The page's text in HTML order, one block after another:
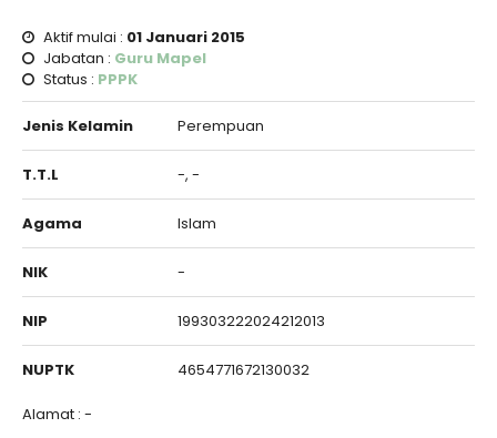
Aktif mulai : 01 Januari 2015
Jabatan : Guru Mapel
Status : PPPK
Jenis Kelamin Perempuan
T.T.L -, -
Agama Islam
NIK -
NIP 199303222024212013
NUPTK 4654771672130032
Alamat : -